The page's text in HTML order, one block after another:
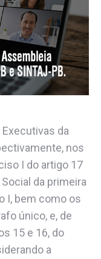
da
nos
I do artigo 17
da primeira
I, bem como os
único, e, de
15 e 16, do
a